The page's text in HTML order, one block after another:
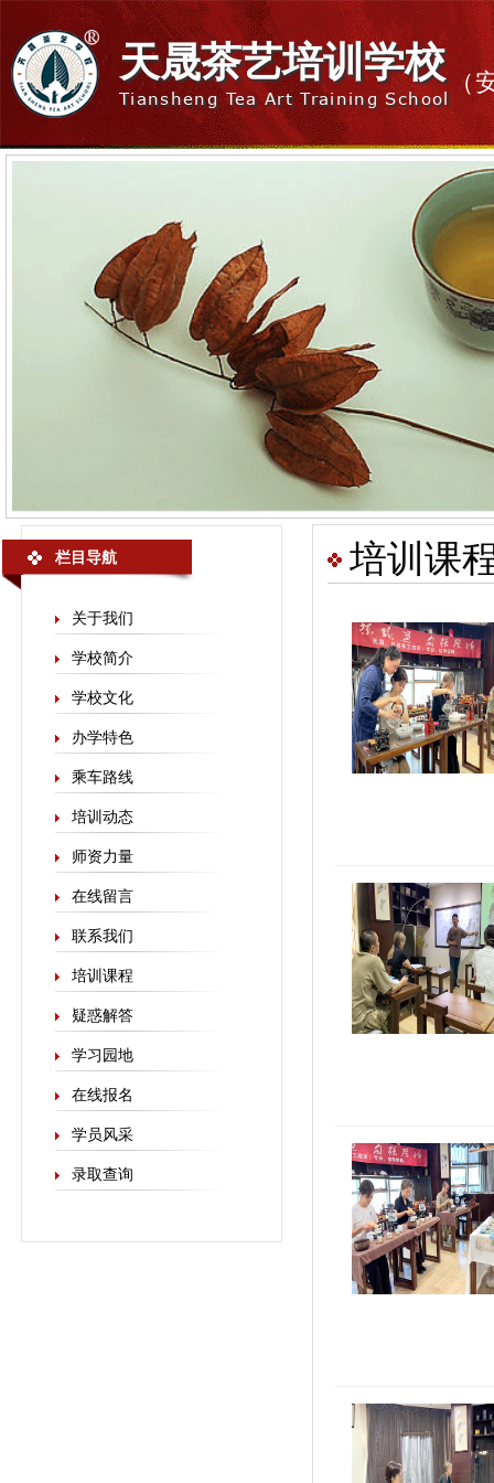
天晟茶艺培训学校
Tiansheng Tea Art Training School
（
栏目导航
关于我们
学校简介
学校文化
办学特色
乘车路线
培训动态
师资力量
在线留言
联系我们
培训课程
疑惑解答
学习园地
在线报名
学员风采
录取查询
培训课